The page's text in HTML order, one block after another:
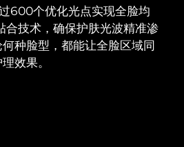
600个优化光点实现全脸均
合技术，确保护肤光波精准渗
种脸型，都能让全脸区域同
效果。